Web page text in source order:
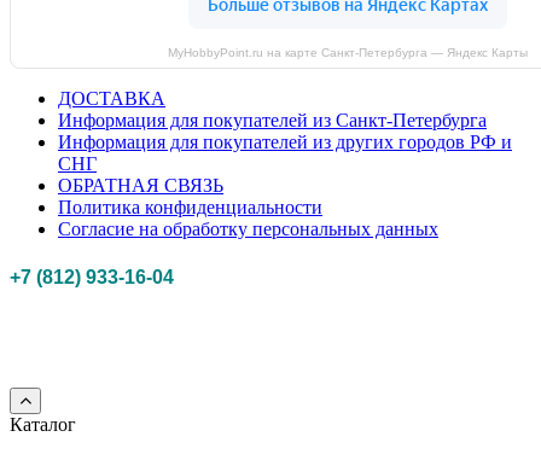
MyHobbyPoint.ru на карте Санкт‑Петербурга — Яндекс Карты
ДОСТАВКА
Информация для покупателей из Санкт-Петербурга
Информация для покупателей из других городов РФ и
СНГ
ОБРАТНАЯ СВЯЗЬ
Политика конфиденциальности
Согласие на обработку персональных данных
+7 (812) 933-16-04
Каталог